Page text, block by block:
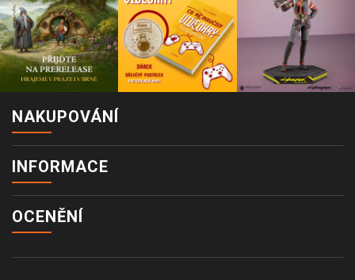
NAKUPOVÁNÍ
INFORMACE
OCENĚNÍ